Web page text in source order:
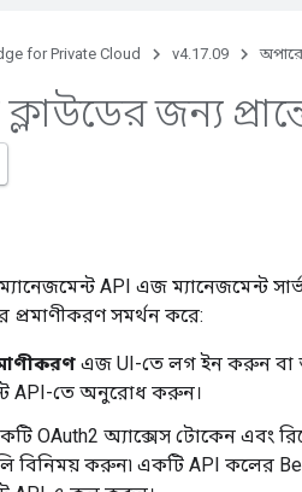
for Private Cloud v4.17.09
জন্য
API এজ ম্যানেজমেন্ট
প্রমাণীকরণ সমর্থন করে:
এজ UI-তে লগ ইন করুন বা
API-তে অনুরোধ করুন।
OAuth2 অ্যাক্সেস টোকেন এবং
বিনিময় করুন৷ একটি API কলের